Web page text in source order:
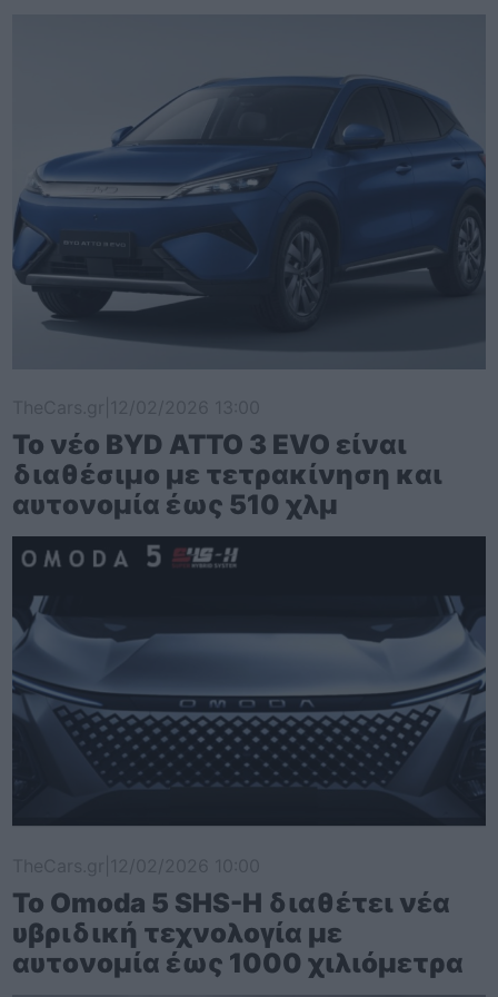
Το νέο BYD ATTO 3 EVO είναι
διαθέσιμο με τετρακίνηση και
αυτονομία έως 510 χλμ
Το Omoda 5 SHS-H διαθέτει νέα
υβριδική τεχνολογία με
αυτονομία έως 1000 χιλιόμετρα